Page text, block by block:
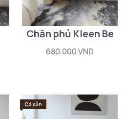
Chăn phủ Kleen Be
680.000 VND
Có sẵn